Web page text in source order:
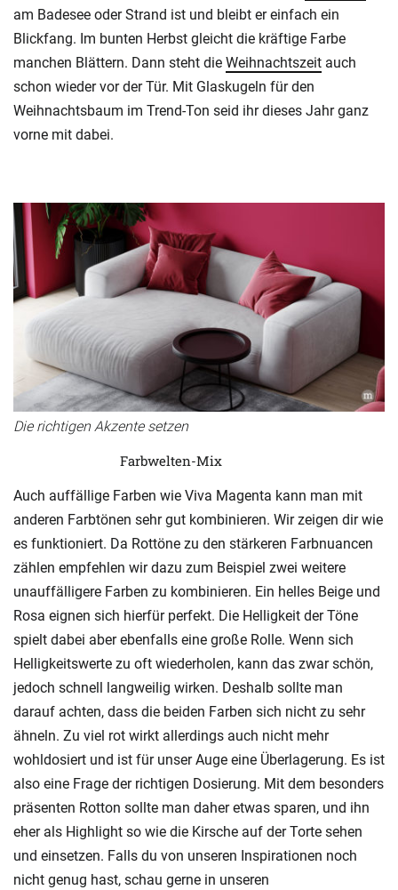
am Badesee oder Strand ist und bleibt er einfach ein
Blickfang. Im bunten Herbst gleicht die kräftige Farbe
manchen Blättern. Dann steht die Weihnachtszeit auch
schon wieder vor der Tür. Mit Glaskugeln für den
Weihnachtsbaum im Trend-Ton seid ihr dieses Jahr ganz
vorne mit dabei.
Die richtigen Akzente setzen
Farbwelten-Mix
Auch auffällige Farben wie Viva Magenta kann man mit
anderen Farbtönen sehr gut kombinieren. Wir zeigen dir wie
es funktioniert. Da Rottöne zu den stärkeren Farbnuancen
zählen empfehlen wir dazu zum Beispiel zwei weitere
unauffälligere Farben zu kombinieren. Ein helles Beige und
Rosa eignen sich hierfür perfekt. Die Helligkeit der Töne
spielt dabei aber ebenfalls eine große Rolle. Wenn sich
Helligkeitswerte zu oft wiederholen, kann das zwar schön,
jedoch schnell langweilig wirken. Deshalb sollte man
darauf achten, dass die beiden Farben sich nicht zu sehr
ähneln. Zu viel rot wirkt allerdings auch nicht mehr
wohldosiert und ist für unser Auge eine Überlagerung. Es ist
also eine Frage der richtigen Dosierung. Mit dem besonders
präsenten Rotton sollte man daher etwas sparen, und ihn
eher als Highlight so wie die Kirsche auf der Torte sehen
und einsetzen. Falls du von unseren Inspirationen noch
nicht genug hast, schau gerne in unseren